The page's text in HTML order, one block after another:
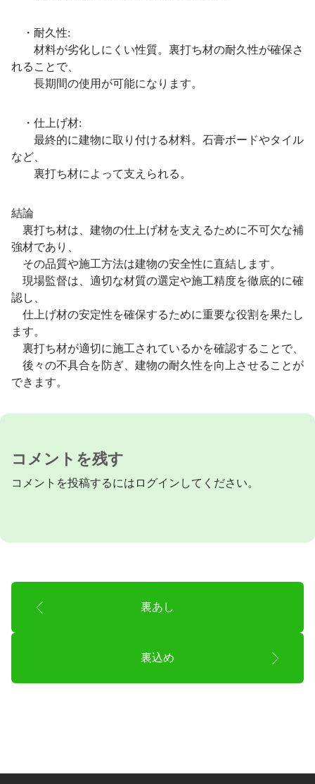
・耐久性:
材料が劣化しにくい性質。裏打ち材の耐久性が確保さ
れることで、
長期間の使用が可能になります。
・仕上げ材:
最終的に建物に取り付ける材料。石膏ボードやタイル
など、
裏打ち材によって支えられる。
結論
裏打ち材は、建物の仕上げ材を支えるために不可欠な補
強材であり、
その品質や施工方法は建物の安全性に直結します。
現場監督は、適切な材質の選定や施工精度を徹底的に確
認し、
仕上げ材の安定性を確保するために重要な役割を果たし
ます。
裏打ち材が適切に施工されているかを確認することで、
後々の不具合を防ぎ、建物の耐久性を向上させることが
できます。
コメントを残す
コメントを投稿するには ログイン してください。
裏あし
裏込め